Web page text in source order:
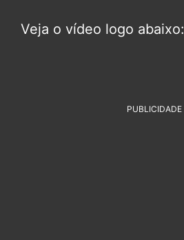
Veja o vídeo logo abaixo:
PUBLICIDADE